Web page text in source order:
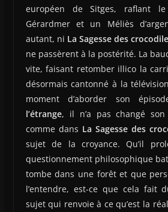
européen de Sitges, raflant
Gérardmer et un Méliès
autant, ni La Sagesse des
ne passèrent à la postérité. La
vite, faisant retomber illico la
désormais cantonné à la
moment d’aborder son
l’étrange, il n’a pas changé son
comme dans La Sagesse des
sujet de la croyance. Qu’il
questionnement philosophique
tombe dans une forêt et que
l’entendre, est-ce que cela fait
sujet qui renvoie à ce qu’est la